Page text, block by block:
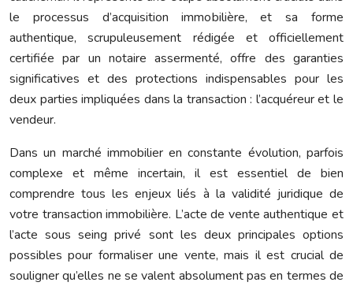
le processus d’acquisition immobilière, et sa forme
authentique, scrupuleusement rédigée et officiellement
certifiée par un notaire assermenté, offre des garanties
significatives et des protections indispensables pour les
deux parties impliquées dans la transaction : l’acquéreur et le
vendeur.
Dans un marché immobilier en constante évolution, parfois
complexe et même incertain, il est essentiel de bien
comprendre tous les enjeux liés à la validité juridique de
votre transaction immobilière. L’acte de vente authentique et
l’acte sous seing privé sont les deux principales options
possibles pour formaliser une vente, mais il est crucial de
souligner qu’elles ne se valent absolument pas en termes de